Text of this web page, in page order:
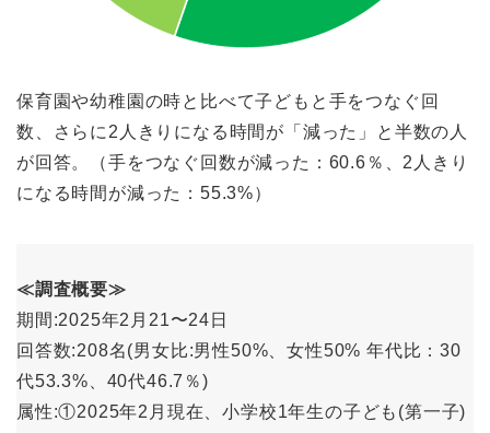
保育園や幼稚園の時と比べて子どもと手をつなぐ回
数、さらに2人きりになる時間が「減った」と半数の人
が回答。（手をつなぐ回数が減った：60.6％、2人きり
になる時間が減った：55.3%）
≪調査概要≫
期間:2025年2月21〜24日
回答数:208名(男女比:男性50%、女性50% 年代比：30
代53.3%、40代46.7％)
属性:①2025年2月現在、小学校1年生の子ども(第一子)